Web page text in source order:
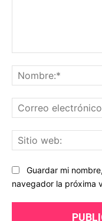
Guardar mi
navegador la próxima